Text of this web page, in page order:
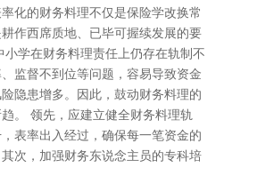
化的财务料理不仅是保险学改换常
作西席质地、已毕可握续发展的要
小学在财务料理责任上仍存在轨制不
监督不到位等问题，容易导致资金
隐患增多。因此，鼓动财务料理的
。 领先，应建立健全财务料理轨
表率出入经过，确保每一笔资金的
次，加强财务东说念主员的专科培